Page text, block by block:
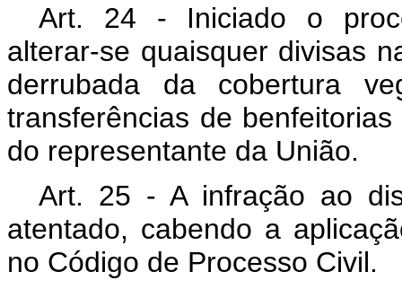
Art. 24 - Iniciado o
alterar-se quaisquer divisas
derrubada da cobertura
transferências de
do representante da União.
Art. 25 - A infração ao
atentado, cabendo a
no Código de Processo Civil.